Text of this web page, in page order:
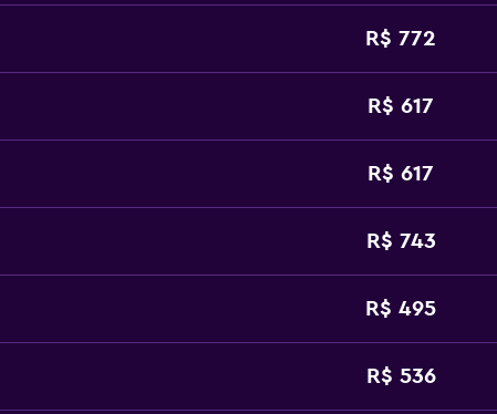
R$ 772
R$ 617
R$ 617
R$ 743
R$ 495
R$ 536